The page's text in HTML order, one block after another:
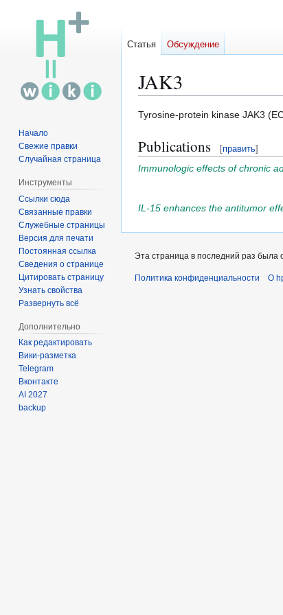
JAK3
Перейти
навигации
Перейти
поиску
Tyrosine-protein kinase JAK3
Publications [править]
Immunologic effects of chronic
IL-15 enhances the antitumor
Статья Обсуждение
Начало
Свежие правки
Случайная страница
Инструменты
Ссылки сюда
Связанные правки
Служебные страницы
Версия для печати
Постоянная ссылка
Сведения о странице
Цитировать страницу
Узнать свойства
Развернуть всё
Дополнительно
Как редактировать
Вики-разметка
Telegram
Вконтакте
AI 2027
backup
Эта страница в последний раз была
Политика конфиденциальности О